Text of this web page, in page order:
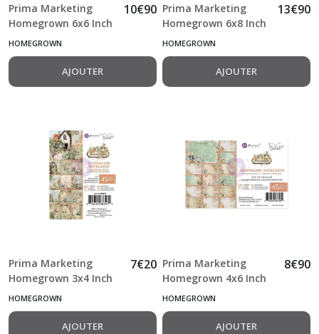
Prima Marketing
Homegrown 6x6 Inch
Paper Pad by The 3
10€90
HOMEGROWN
AJOUTER
Prima Marketing
Homegrown 6x8 Inch
Paper Pad by The 3
13€90
HOMEGROWN
AJOUTER
Prima Marketing
Homegrown 3x4 Inch
Journaling Cards by
The 3 Girls Tale
7€20
HOMEGROWN
AJOUTER
Prima Marketing
Homegrown 4x6 Inch
Journaling Cards by
The 3 Girls Tale
8€90
HOMEGROWN
AJOUTER